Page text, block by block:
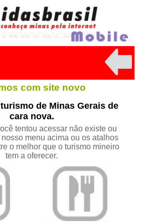
com site novo
de Minas Gerais de
cara nova.
tentou acessar não existe ou
menu acima ou os atalhos
o melhor que o turismo mineiro
tem a oferecer.